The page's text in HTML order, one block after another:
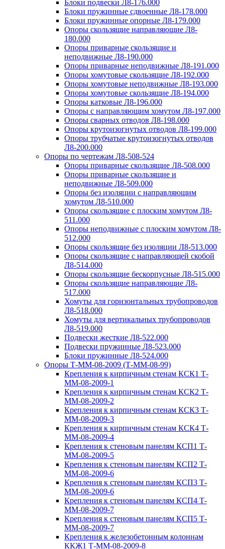
Блоки подвески Л8-176.000
Блоки пружинные сдвоенные Л8-178.000
Блоки пружинные опорные Л8-179.000
Опоры скользящие направляющие Л8-
180.000
Опоры приварные скользящие и
неподвижные Л8-190.000
Опоры приварные неподвижные Л8-191.000
Опоры хомутовые скользящие Л8-192.000
Опоры хомутовые неподвижные Л8-193.000
Опоры хомутовые скользящие Л8-194.000
Опоры катковые Л8-196.000
Опоры с направляющим хомутом Л8-197.000
Опоры сварных отводов Л8-198.000
Опоры крутоизогнутых отводов Л8-199.000
Опоры трубчатые крутоизогнутых отводов
Л8-200.000
Опоры по чертежам Л8-508-524
Опоры приварные скользящие Л8-508.000
Опоры приварные скользящие и
неподвижные Л8-509.000
Опоры без изоляции с направляющим
хомутом Л8-510.000
Опоры скользящие с плоским хомутом Л8-
511.000
Опоры неподвижные с плоским хомутом Л8-
512.000
Опоры скользящие без изоляции Л8-513.000
Опоры скользящие с направляющей скобой
Л8-514.000
Опоры скользящие бескорпусные Л8-515.000
Опоры скользящие направляющие Л8-
517.000
Хомуты для горизонтальных трубопроводов
Л8-518.000
Хомуты для вертикальных трубопроводов
Л8-519.000
Подвески жесткие Л8-522.000
Подвески пружинные Л8-523.000
Блоки пружинные Л8-524.000
Опоры Т-ММ-08-2009 (Т-ММ-08-99)
Крепления к кирпичным стенам КСК1 Т-
ММ-08-2009-1
Крепления к кирпичным стенам КСК2 Т-
ММ-08-2009-2
Крепления к кирпичным стенам КСК3 Т-
ММ-08-2009-3
Крепления к кирпичным стенам КСК4 Т-
ММ-08-2009-4
Крепления к стеновым панелям КСП1 Т-
ММ-08-2009-5
Крепления к стеновым панелям КСП2 Т-
ММ-08-2009-6
Крепления к стеновым панелям КСП3 Т-
ММ-08-2009-6
Крепления к стеновым панелям КСП4 Т-
ММ-08-2009-7
Крепления к стеновым панелям КСП5 Т-
ММ-08-2009-7
Крепления к железобетонным колоннам
ККЖ1 Т-ММ-08-2009-8